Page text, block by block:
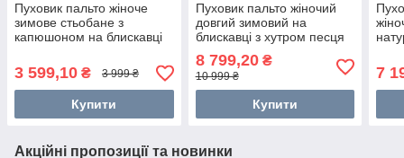
Пуховик пальто жіноче
зимове стьобане з
капюшоном на блискавці
3 599,10 ₴ 3 999 ₴
Купити
Пуховик пальто жіночий
довгий зимовий на
блискавці з хутром песця
на капюшоні чорний
8 799,20₴
10 999 ₴
Купити
7
Акційні пропозиції та новинки